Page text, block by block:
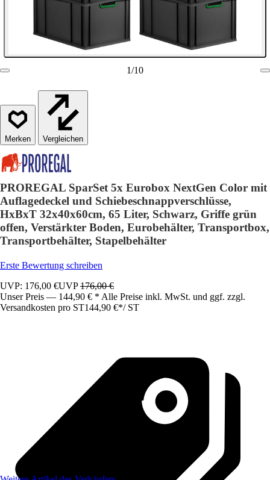
1/10
Vergleichen
PROREGAL SparSet 5x Eurobox NextGen Color mit
Auflagedeckel und Schiebeschnappverschlüsse,
HxBxT 32x40x60cm, 65 Liter, Schwarz, Griffe grün
offen, Verstärkter Boden, Eurobehälter, Transportbox,
Transportbehälter, Stapelbehälter
Erste Bewertung schreiben
UVP: 176,00 €UVP176,00 €
Unser Preis — 144,90 € * Alle Preise inkl. MwSt. und ggf. zzgl.
Versandkosten pro ST144,90 €*/ ST